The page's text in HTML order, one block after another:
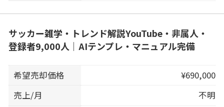
サッカー雑学・トレンド解説YouTube・非属人・
登録者9,000人｜AIテンプレ・マニュアル完備
希望売却価格
¥690,000
売上/月
不明